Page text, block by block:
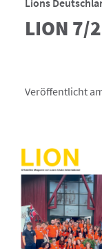
LION 7/
Veröffentlicht